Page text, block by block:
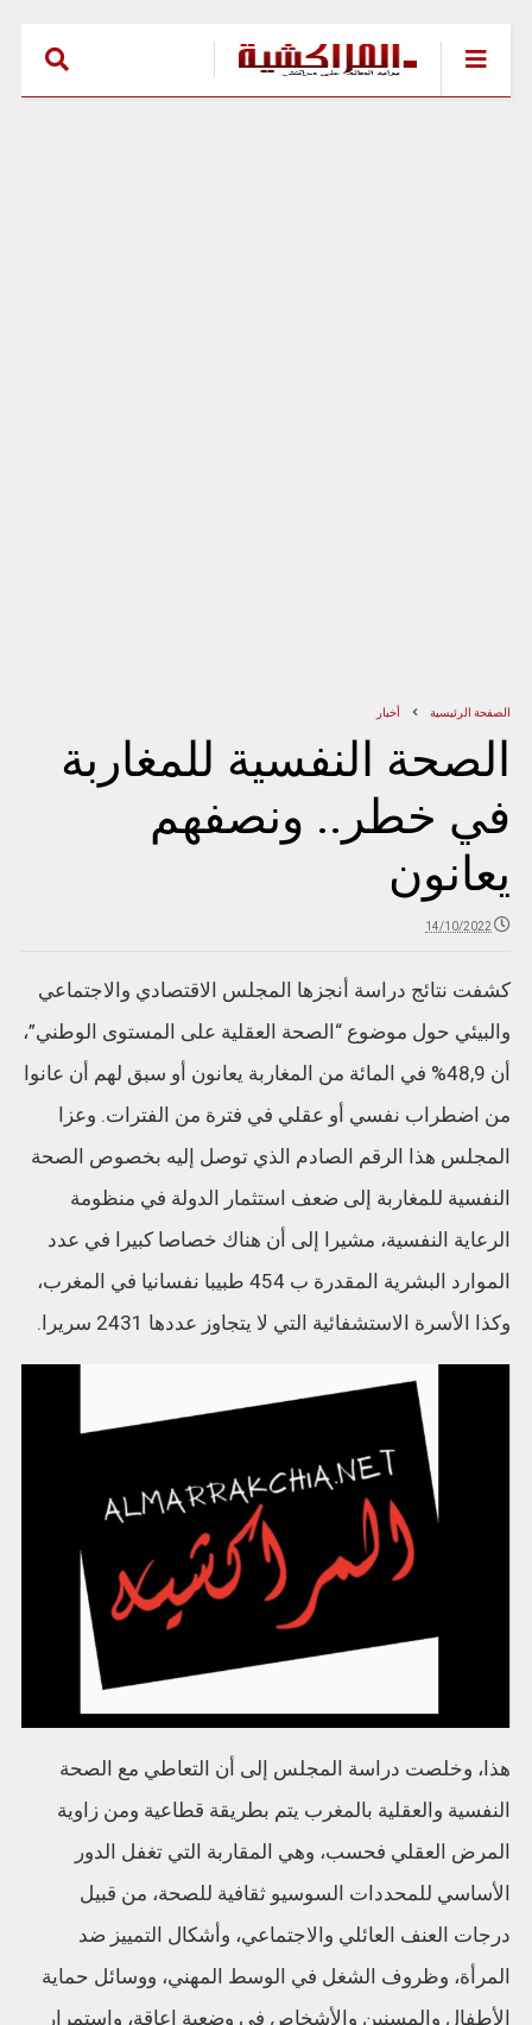
الصفحة الرئيسية أخبار
الصحة النفسية للمغاربة
في خطر.. ونصفهم
يعانون
14/10/2022
كشفت نتائج دراسة أنجزها المجلس الاقتصادي والاجتماعي
والبيئي حول موضوع “الصحة العقلية على المستوى الوطني”،
أن 48,9% في المائة من المغاربة يعانون أو سبق لهم أن عانوا
من اضطراب نفسي أو عقلي في فترة من الفترات. وعزا
المجلس هذا الرقم الصادم الذي توصل إليه بخصوص الصحة
النفسية للمغاربة إلى ضعف استثمار الدولة في منظومة
الرعاية النفسية، مشيرا إلى أن هناك خصاصا كبيرا في عدد
الموارد البشرية المقدرة ب 454 طبيبا نفسانيا في المغرب،
وكذا الأسرة الاستشفائية التي لا يتجاوز عددها 2431 سريرا.
هذا، وخلصت دراسة المجلس إلى أن التعاطي مع الصحة
النفسية والعقلية بالمغرب يتم بطريقة قطاعية ومن زاوية
المرض العقلي فحسب، وهي المقاربة التي تغفل الدور
الأساسي للمحددات السوسيو ثقافية للصحة، من قبيل
درجات العنف العائلي والاجتماعي، وأشكال التمييز ضد
المرأة، وظروف الشغل في الوسط المهني، ووسائل حماية
الأطفال والمسنين والأشخاص في وضعية إعاقة، واستمرار